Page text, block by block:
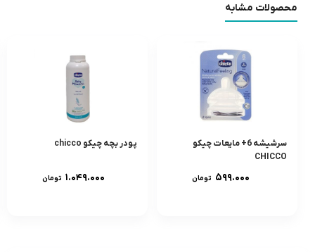
محصولات مشابه
سرشيشه 6+ مایعات چیکو
CHICCO
۵۹۹.۰۰۰ تومان
پودر بچه چیکو chicco
۱.۰۴۹.۰۰۰ تومان